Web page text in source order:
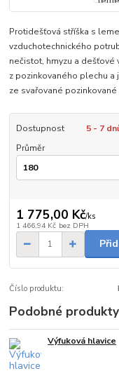
Protidešťová stříška s
vzduchotechnického
nečistot, hmyzu a dešťové
z pozinkovaného plechu a
ze svařované pozinkované
Dostupnost
5 - 7
Průměr
1 775,00 Kč/ks
1 466,94 Kč bez DPH
Číslo produktu:
Podobné produkty
Výfuková hlavice